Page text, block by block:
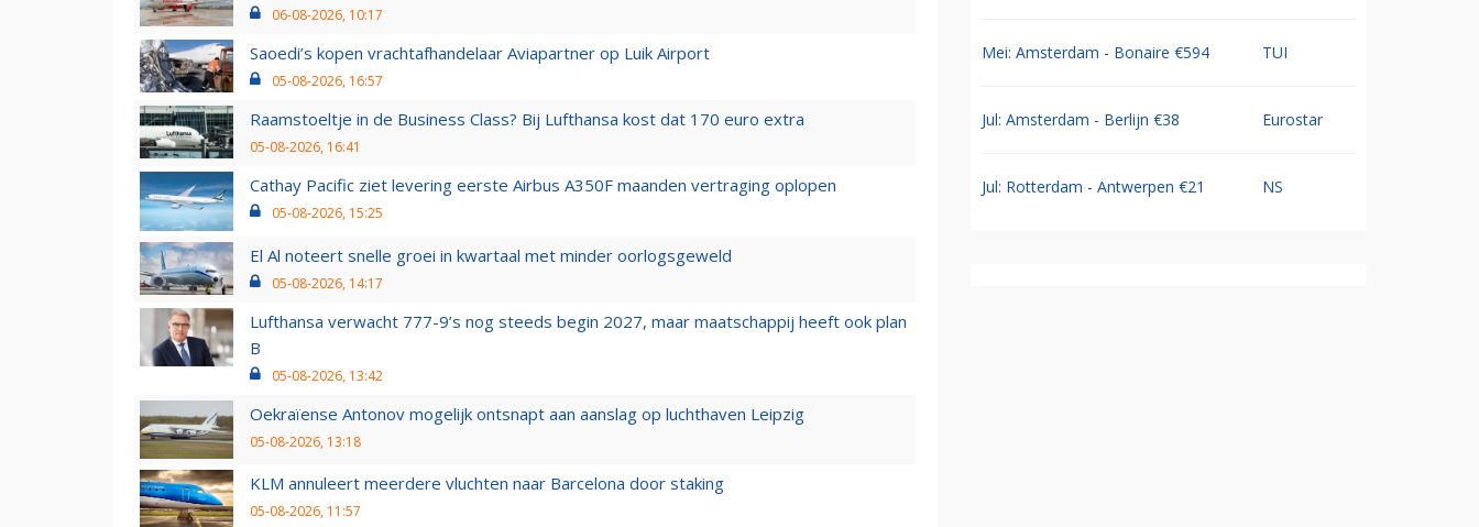
06-08-2026, 10:17
Saoedi’s kopen vrachtafhandelaar Aviapartner op Luik Airport
05-08-2026, 16:57
Raamstoeltje in de Business Class? Bij Lufthansa kost dat 170 euro extra
05-08-2026, 16:41
Cathay Pacific ziet levering eerste Airbus A350F maanden vertraging oplopen
05-08-2026, 15:25
El Al noteert snelle groei in kwartaal met minder oorlogsgeweld
05-08-2026, 14:17
Lufthansa verwacht 777-9’s nog steeds begin 2027, maar maatschappij heeft ook plan
B
05-08-2026, 13:42
Oekraïense Antonov mogelijk ontsnapt aan aanslag op luchthaven Leipzig
05-08-2026, 13:18
KLM annuleert meerdere vluchten naar Barcelona door staking
05-08-2026, 11:57
Mei: Amsterdam - Bonaire €594 TUI
Jul: Amsterdam - Berlijn €38 Eurostar
Jul: Rotterdam - Antwerpen €21 NS